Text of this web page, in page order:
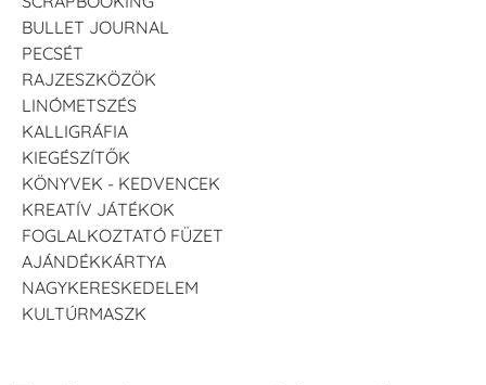
BULLET JOURNAL
PECSÉT
RAJZESZKÖZÖK
LINÓMETSZÉS
KALLIGRÁFIA
KIEGÉSZÍTŐK
KÖNYVEK - KEDVENCEK
KREATÍV JÁTÉKOK
FOGLALKOZTATÓ FÜZET
AJÁNDÉKKÁRTYA
NAGYKERESKEDELEM
KULTÚRMASZK